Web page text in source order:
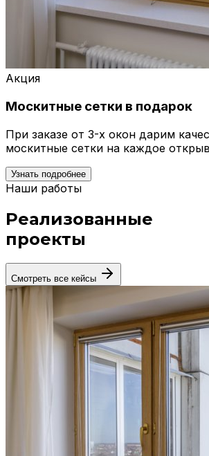
Акция
Москитные сетки в подарок
При заказе от 3-х окон дарим
москитные сетки на каждое
Узнать подробнее
Наши работы
Реализованные
проекты
Смотреть все кейсы